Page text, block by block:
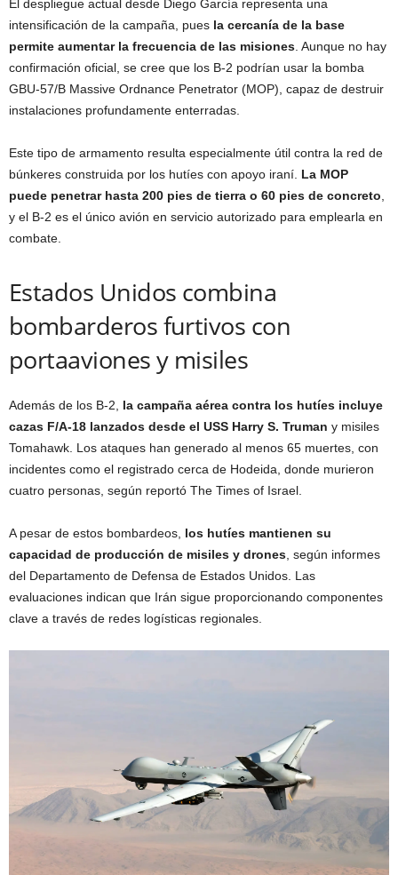
El despliegue actual desde Diego García representa una
intensificación de la campaña, pues la cercanía de la base
permite aumentar la frecuencia de las misiones. Aunque no hay
confirmación oficial, se cree que los B-2 podrían usar la bomba
GBU-57/B Massive Ordnance Penetrator (MOP), capaz de destruir
instalaciones profundamente enterradas.
Este tipo de armamento resulta especialmente útil contra la red de
búnkeres construida por los hutíes con apoyo iraní. La MOP
puede penetrar hasta 200 pies de tierra o 60 pies de concreto,
y el B-2 es el único avión en servicio autorizado para emplearla en
combate.
Estados Unidos combina
bombarderos furtivos con
portaaviones y misiles
Además de los B-2, la campaña aérea contra los hutíes incluye
cazas F/A-18 lanzados desde el USS Harry S. Truman y misiles
Tomahawk. Los ataques han generado al menos 65 muertes, con
incidentes como el registrado cerca de Hodeida, donde murieron
cuatro personas, según reportó The Times of Israel.
A pesar de estos bombardeos, los hutíes mantienen su
capacidad de producción de misiles y drones, según informes
del Departamento de Defensa de Estados Unidos. Las
evaluaciones indican que Irán sigue proporcionando componentes
clave a través de redes logísticas regionales.